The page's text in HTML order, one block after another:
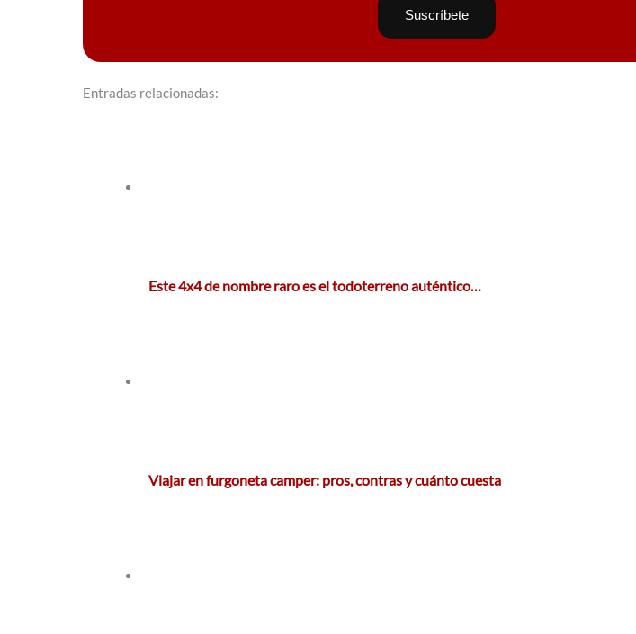
Entradas relacionadas:
Este 4x4 de nombre raro es el todoterreno auténtico…
Viajar en furgoneta camper: pros, contras y cuánto cuesta